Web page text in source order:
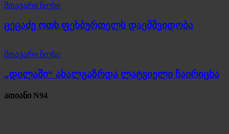
მთავარი ნიუსი
ცეცაძე ოთხ ფეხბურთელს დაემშვიდობა
მთავარი ნიუსი
„დილაში“ ახალგაზრდა ლატვიელი ჩაირიცხა
ათიანი N94